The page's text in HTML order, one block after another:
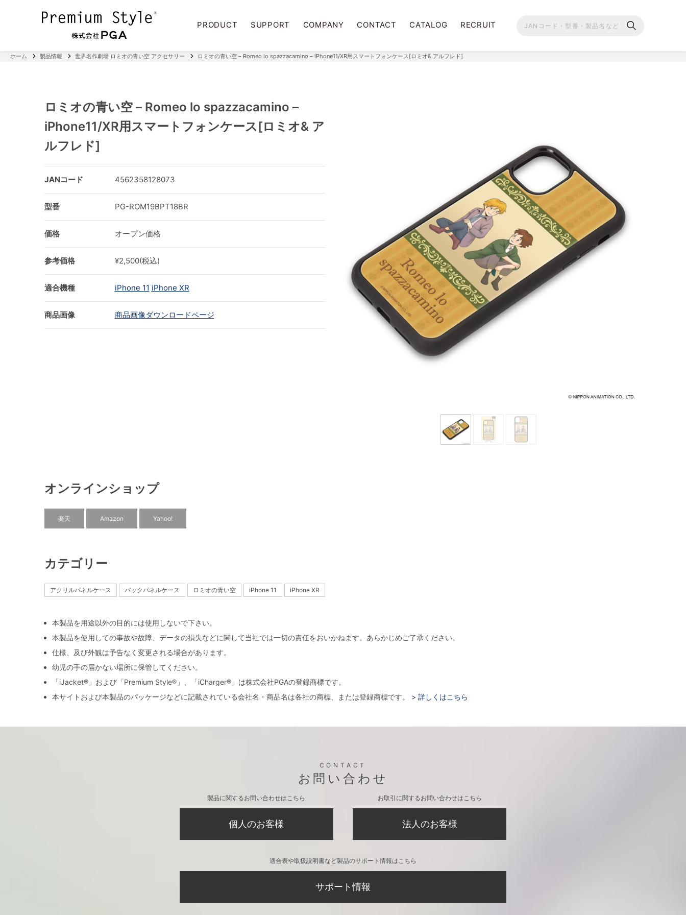
PRODUCT SUPPORT COMPANY CONTACT CATALOG RECRUIT
ホーム 製品情報 世界名作劇場 ロミオの青い空 アクセサリー ロミオの青い空 – Romeo lo spazzacamino – iPhone11/XR用スマートフォンケース[ロミオ& アルフレド]
ロミオの青い空 – Romeo lo spazzacamino –
iPhone11/XR用スマートフォンケース[ロミオ& ア
ルフレド]
JANコード 4562358128073
型番 PG-ROM19BPT18BR
価格 オープン価格
参考価格 ¥2,500(税込)
適合機種 iPhone 11 iPhone XR
商品画像 商品画像ダウンロードページ
オンラインショップ
楽天 Amazon Yahoo!
カテゴリー
アクリルパネルケース バックパネルケース ロミオの青い空 iPhone 11 iPhone XR
本製品を用途以外の目的には使用しないで下さい。
本製品を使用しての事故や故障、データの損失などに関して当社では一切の責任をおいかねます。あらかじめご了承ください。
仕様、及び外観は予告なく変更される場合があります。
幼児の手の届かない場所に保管してください。
「iJacket®」および「Premium Style®」、「iCharger®」は株式会社PGAの登録商標です。
本サイトおよび本製品のパッケージなどに記載されている会社名・商品名は各社の商標、または登録商標です。
> 詳しくはこちら
CONTACT
お問い合わせ
製品に関するお問い合わせはこちら
個人のお客様
お取引に関するお問い合わせはこちら
法人のお客様
適合表や取扱説明書など製品のサポート情報はこちら
サポート情報